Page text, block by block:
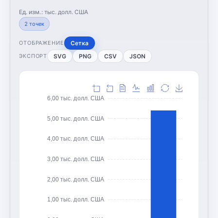
Ед. изм.: тыс. долл. США
2 точек
ОТОБРАЖЕНИЕ Сетка
ЭКСПОРТ SVG PNG CSV JSON
1,00 тыс. долл. США
2,00 тыс. долл. США
3,00 тыс. долл. США
4,00 тыс. долл. США
5,00 тыс. долл. США
6,00 тыс. долл. США